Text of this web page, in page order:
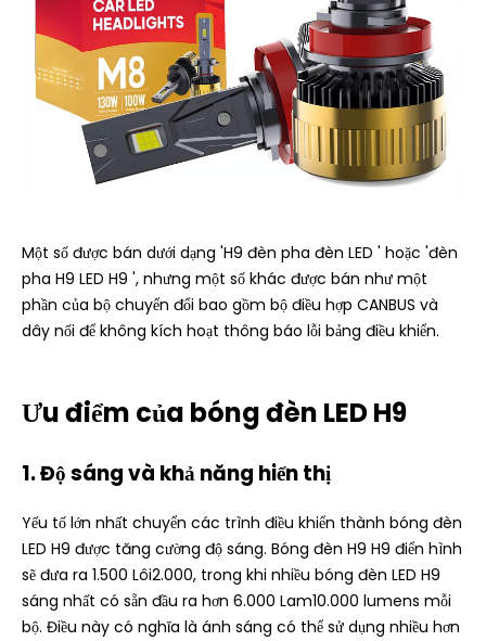
Một số được bán dưới dạng 'H9 đèn pha đèn LED ' hoặc 'đèn
pha H9 LED H9 ', nhưng một số khác được bán như một
phần của bộ chuyển đổi bao gồm bộ điều hợp CANBUS và
dây nối để không kích hoạt thông báo lỗi bảng điều khiển.
Ưu điểm của bóng đèn LED H9
1. Độ sáng và khả năng hiển thị
Yếu tố lớn nhất chuyển các trình điều khiển thành bóng đèn
LED H9 được tăng cường độ sáng. Bóng đèn H9 H9 điển hình
sẽ đưa ra 1.500 Lôi2.000, trong khi nhiều bóng đèn LED H9
sáng nhất có sẵn đầu ra hơn 6.000 Lam10.000 lumens mỗi
bộ. Điều này có nghĩa là ánh sáng có thể sử dụng nhiều hơn